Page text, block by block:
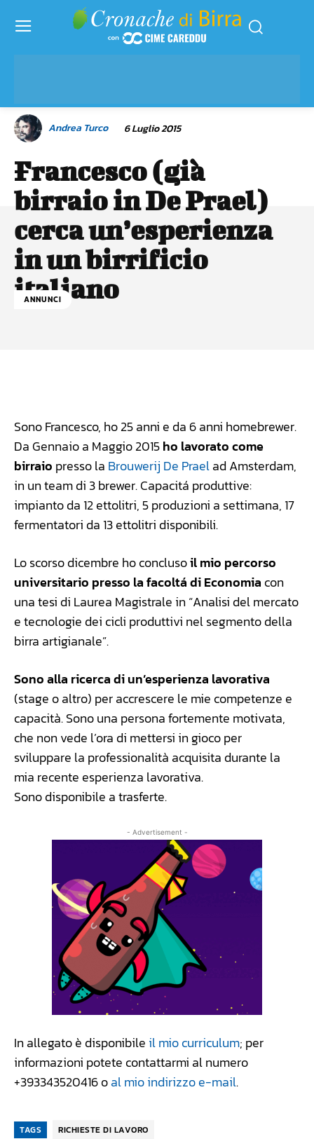
Andrea Turco 6 Luglio 2015
Francesco (già
birraio in De Prael)
cerca un’esperienza
in un birrificio
italiano
ANNUNCI
Sono Francesco, ho 25 anni e da 6 anni homebrewer.
Da Gennaio a Maggio 2015ho lavorato come
birraio presso la Brouwerij De Praelad Amsterdam,
in un team di 3 brewer. Capacitá produttive:
impianto da 12 ettolitri, 5 produzioni a settimana, 17
fermentatori da 13 ettolitri disponibili.
Lo scorso dicembre ho conclusoil mio percorso
universitario presso la facoltá di Economia con
una tesi di Laurea Magistrale in “Analisi del mercato
e tecnologie dei cicli produttivi nel segmento della
birra artigianale”.
Sono alla ricerca di un’esperienza lavorativa
(stage o altro) per accrescere le mie competenze e
capacità. Sono una persona fortemente motivata,
che non vede l’ora di mettersi in gioco per
sviluppare la professionalità acquisita durante la
mia recente esperienza lavorativa.
Sono disponibile a trasferte.
- Advertisement -
In allegato è disponibile il mio curriculum; per
informazioni potete contattarmi al numero
+393343520416 oal mio indirizzo e-mail.
TAGS RICHIESTE DI LAVORO